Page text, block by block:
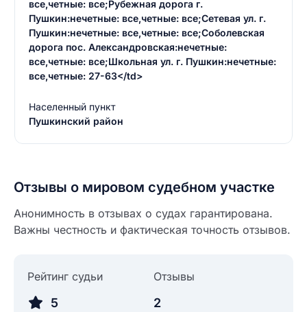
все,четные: все;Рубежная дорога г.
Пушкин:нечетные: все,четные: все;Сетевая ул. г.
Пушкин:нечетные: все,четные: все;Соболевская
дорога пос. Александровская:нечетные:
все,четные: все;Школьная ул. г. Пушкин:нечетные:
все,четные: 27-63</td>
Населенный пункт
Пушкинский район
Отзывы о мировом судебном участке
Анонимность в отзывах о судах гарантирована.
Важны честность и фактическая точность отзывов.
Рейтинг судьи
5
Отзывы
2
Введите свое имя
Введите свой e-mail
Введите свой номер телефона
Название населенного пункта